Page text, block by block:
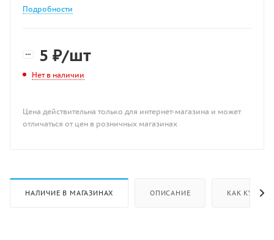
Подробности
5 ₽/шт
Нет в наличии
Цена действительна только для интернет-магазина и может
отличаться от цен в розничных магазинах
НАЛИЧИЕ В МАГАЗИНАХ ОПИСАНИЕ КАК КУПИТЬ